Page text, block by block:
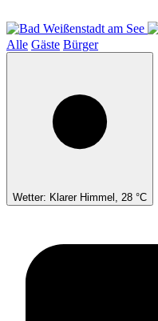
zum
Inhalt
Alle Gäste Bürger
Wetter: Klarer Himmel, 28 °C